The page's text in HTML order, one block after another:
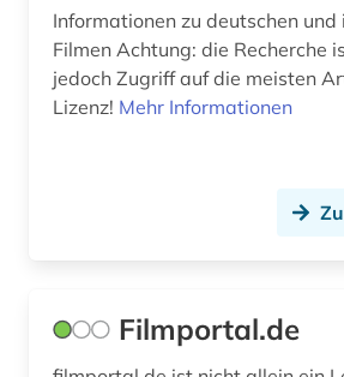
Informationen zu deutschen
Filmen Achtung: die Recherche
jedoch Zugriff auf die meisten
Lizenz! Mehr Informationen
Filmportal.de